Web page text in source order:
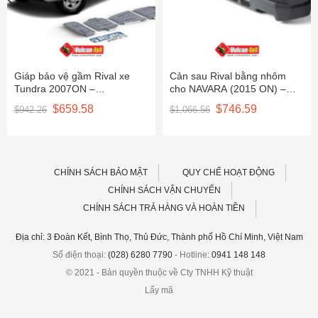
Giáp bảo vệ gầm Rival xe
Tundra 2007ON –
2333.9509/10/11/12.1/6
$942.26 Giá
$659.58Giá
Cản sau Rival bằng nhôm
cho NAVARA (2015 ON) –
2D.4102.1-NL
$1,066.56 Giá
$746.59Giá
CHÍNH SÁCH BẢO MẬT
QUY CHẾ HOẠT ĐỘNG
CHÍNH SÁCH VẬN CHUYỂN
CHÍNH SÁCH TRẢ HÀNG VÀ HOÀN TIỀN
Địa chỉ: 3 Đoàn Kết, Bình Thọ, Thủ Đức, Thành phố Hồ Chí Minh, Việt Nam
Số điện thoại: (028) 6280 7790 - Hotline: 0941 148 148
© 2021 - Bản quyền thuộc về Cty TNHH Kỹ thuật
Lấy mã